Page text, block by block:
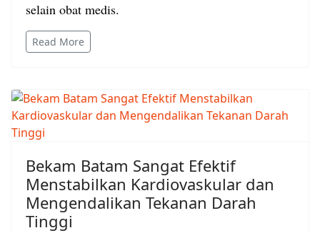
selain obat medis.
Read More
Bekam Batam Sangat Efektif
Menstabilkan Kardiovaskular dan
Mengendalikan Tekanan Darah
Tinggi